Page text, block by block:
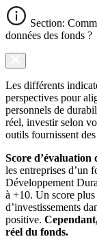
Section:
données des fonds ?
Les différents
perspectives pour
personnels de
réel, investir selon
outils fournissent
Score d’évaluation
les entreprises d’un
Développement
à +10. Un score
d’investissements
positive.
réel du fonds.